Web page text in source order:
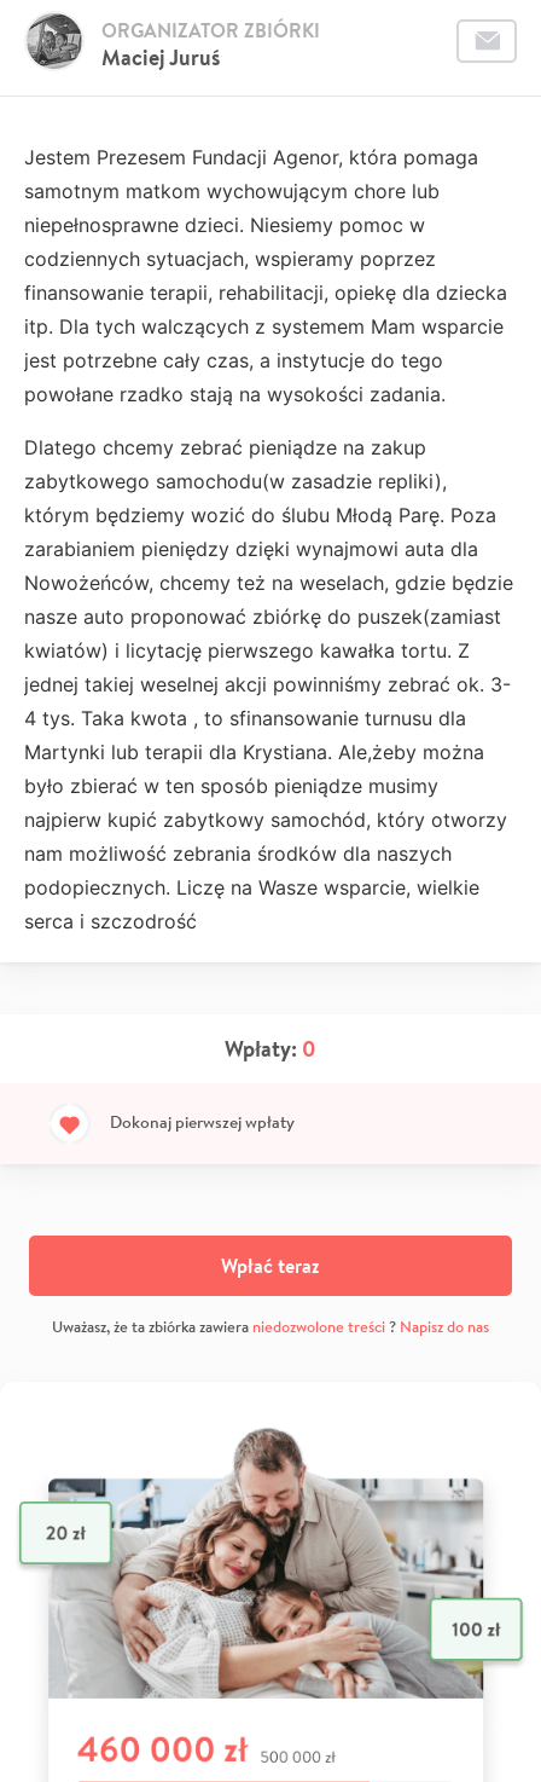
Maciej Juruś
ORGANIZATOR ZBIÓRKI
Jestem Prezesem Fundacji Agenor, która pomaga
samotnym matkom wychowującym chore lub
niepełnosprawne dzieci. Niesiemy pomoc w
codziennych sytuacjach, wspieramy poprzez
finansowanie terapii, rehabilitacji, opiekę dla dziecka
itp. Dla tych walczących z systemem Mam wsparcie
jest potrzebne cały czas, a instytucje do tego
powołane rzadko stają na wysokości zadania.
Dlatego chcemy zebrać pieniądze na zakup
zabytkowego samochodu(w zasadzie repliki),
którym będziemy wozić do ślubu Młodą Parę. Poza
zarabianiem pieniędzy dzięki wynajmowi auta dla
Nowożeńców, chcemy też na weselach, gdzie będzie
nasze auto proponować zbiórkę do puszek(zamiast
kwiatów) i licytację pierwszego kawałka tortu. Z
jednej takiej weselnej akcji powinniśmy zebrać ok. 3-
4 tys. Taka kwota , to sfinansowanie turnusu dla
Martynki lub terapii dla Krystiana. Ale,żeby można
było zbierać w ten sposób pieniądze musimy
najpierw kupić zabytkowy samochód, który otworzy
nam możliwość zebrania środków dla naszych
podopiecznych. Liczę na Wasze wsparcie, wielkie
serca i szczodrość
Wpłaty: 0
Dokonaj pierwszej wpłaty
Wpłać teraz
Uważasz, że ta zbiórka zawiera niedozwolone treści? Napisz do nas